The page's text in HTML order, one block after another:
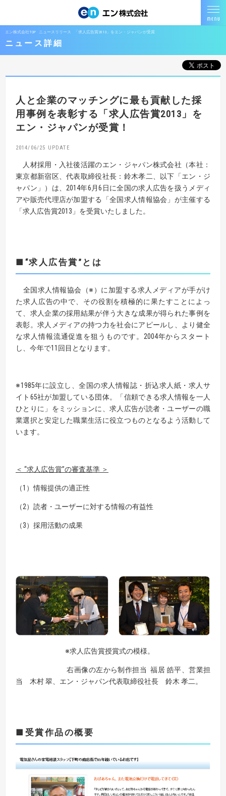
エン株式会社TOP ニュースリリース 「求人広告賞2013」をエン・ジャパンが受賞
ニュース詳細
人と企業のマッチングに最も貢献した採
用事例を表彰する 「求人広告賞2013」を
エン・ジャパンが受賞！
2014/06/25
人材採用・入社後活躍のエン・ジャパン株式会社（本社：
東京都新宿区、代表取締役社長：鈴木孝二、以下「エン・ジ
ャパン」）は、2014年6月6日に全国の求人広告を扱うメディ
アや販売代理店が加盟する「全国求人情報協会」が主催する
「求人広告賞2013」を受賞いたしました。
■“求人広告賞”とは
全国求人情報協会（※）に加盟する求人メディアが手がけ
た求人広告の中で、その役割を積極的に果たすことによっ
て、求人企業の採用結果が伴う大きな成果が得られた事例を
表彰。求人メディアの持つ力を社会にアピールし、より健全
な求人情報流通促進を狙うものです。2004年からスタート
し、今年で11回目となります。
※1985年に設立し、全国の求人情報誌・折込求人紙・求人サ
イト65社が加盟している団体。「信頼できる求人情報を一人
ひとりに」をミッションに、求人広告が読者・ユーザーの職
業選択と安定した職業生活に役立つものとなるよう活動して
います。
＜ “求人広告賞”の審査基準 ＞
（1）情報提供の適正性
（2）読者・ユーザーに対する情報の有益性
（3）採用活動の成果
※求人広告賞授賞式の模様。
右画像の左から制作担当 福居 皓平、営業担
当 木村 翠、エン・ジャパン代表取締役社長 鈴木 孝二。
■受賞作品の概要